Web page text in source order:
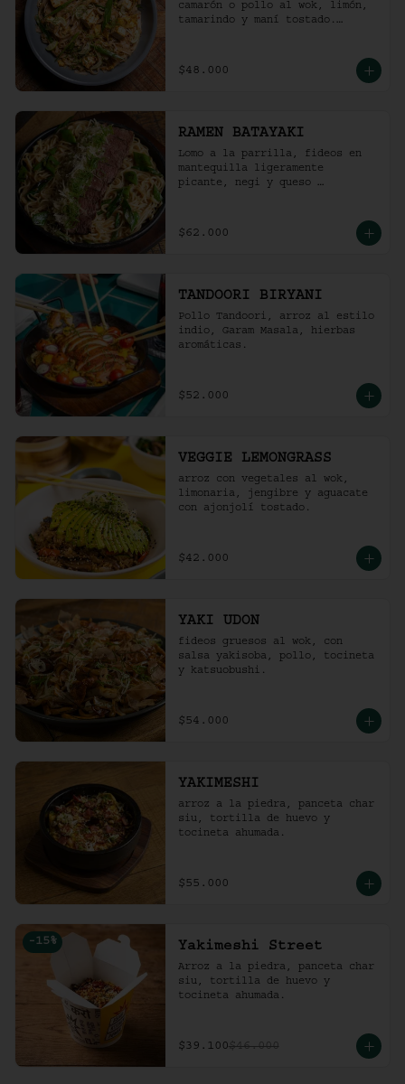
camarón o pollo al wok, limón,
tamarindo y maní tostado.
$48.000
RAMEN BATAYAKI
Lomo a la parrilla, fideos en
mantequilla ligeramente
picante, negi y queso
$62.000
TANDOORI BIRYANI
Pollo Tandoori, arroz al estilo
indio, Garam Masala, hierbas
aromáticas.
$52.000
VEGGIE LEMONGRASS
arroz con vegetales al wok,
limonaria, jengibre y aguacate
con ajonjolí tostado.
$42.000
YAKI UDON
fideos gruesos al wok, con
salsa yakisoba, pollo, tocineta
y katsuobushi.
$54.000
YAKIMESHI
arroz a la piedra, panceta char
siu, tortilla de huevo y
tocineta ahumada.
$55.000
-15 % Yakimeshi Street
Arroz a la piedra, panceta char
siu, tortilla de huevo y
tocineta ahumada.
$39.100$46.000